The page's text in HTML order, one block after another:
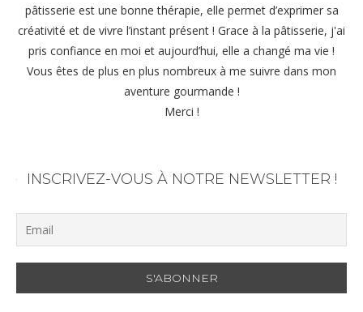
pâtisserie est une bonne thérapie, elle permet d’exprimer sa
créativité et de vivre l’instant présent ! Grace à la pâtisserie, j'ai
pris confiance en moi et aujourd’hui, elle a changé ma vie !
Vous êtes de plus en plus nombreux à me suivre dans mon
aventure gourmande !
Merci !
INSCRIVEZ-VOUS À NOTRE NEWSLETTER !